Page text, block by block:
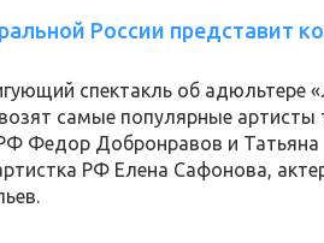
России представит
спектакль об адюльтере
самые популярные артисты
Федор Добронравов и Татьяна
РФ Елена Сафонова,